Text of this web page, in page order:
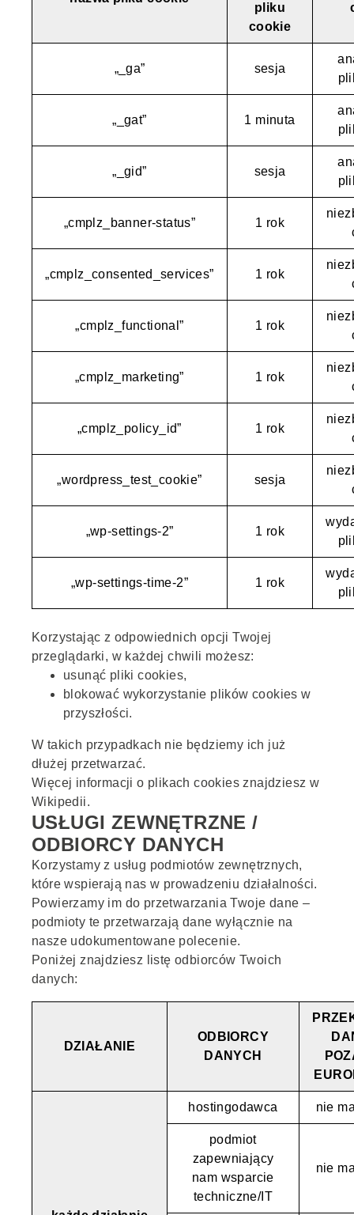
pliku
cookie
„_ga” sesja
„_gat” 1 minuta
„_gid” sesja
„cmplz_banner-status” 1 rok
„cmplz_consented_services” 1 rok
„cmplz_functional” 1 rok
„cmplz_marketing” 1 rok
„cmplz_policy_id” 1 rok
„wordpress_test_cookie” sesja
„wp-settings-2” 1 rok
„wp-settings-time-2” 1 rok
Korzystając z odpowiednich opcji Twojej
przeglądarki, w każdej chwili możesz:
usunąć pliki cookies,
blokować wykorzystanie plików cookies w
przyszłości.
W takich przypadkach nie będziemy ich już
dłużej przetwarzać.
Więcej informacji o plikach cookies znajdziesz w
Wikipedii.
USŁUGI ZEWNĘTRZNE /
ODBIORCY DANYCH
Korzystamy z usług podmiotów zewnętrznych,
które wspierają nas w prowadzeniu działalności.
Powierzamy im do przetwarzania Twoje dane –
podmioty te przetwarzają dane wyłącznie na
nasze udokumentowane polecenie.
Poniżej znajdziesz listę odbiorców Twoich
danych:
DZIAŁANIE
ODBIORCY
DANYCH
hostingodawca nie
podmiot
zapewniający
nam wsparcie
techniczne/IT
nie